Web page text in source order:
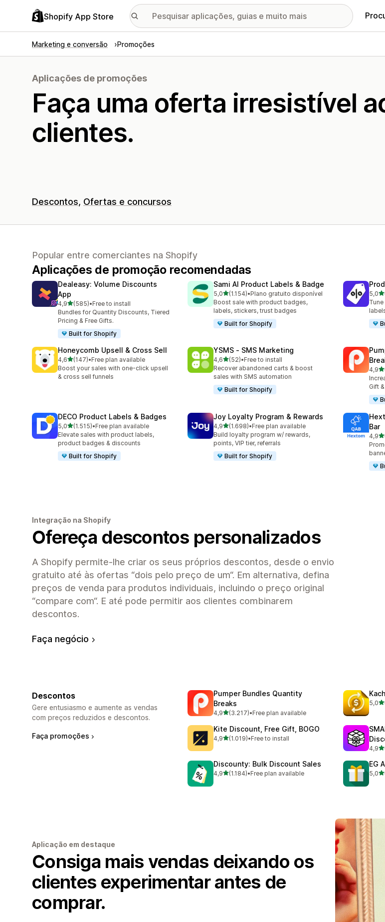
Shopify App Store
Marketing e conversão Promoções
Aplicações de promoções
Faça uma oferta irresistível
clientes.
Descontos Ofertas e concursos
Popular entre comerciantes na Shopify
Aplicações de promoção recomendadas
Dealeasy: Volume Discounts
App
4,9de 5 estrelas
(585)
585 total de avaliações
•Free to install
Bundles for Quantity Discounts, Tiered
Pricing & Free Gifts.
Built for Shopify
Sami AI Product Labels & Badge
5,0de 5 estrelas
(1.154)
1154 total de avaliações
•Plano gratuito disponível
Boost sale with product badges,
labels, stickers, trust badges
Built for Shopify
5,0
619
Honeycomb Upsell & Cross Sell
4,6de 5 estrelas
(147)
147 total de avaliações
•Free plan available
Boost your sales with one-click upsell
& cross sell funnels
YSMS ‑ SMS Marketing
4,6de 5 estrelas
(52)
52 total de avaliações
•Free to install
Recover abandoned carts & boost
sales with SMS automation
Built for Shopify
4,9
3217
Gift
DECO Product Labels & Badges
5,0de 5 estrelas
(1.515)
1515 total de avaliações
•Free plan available
Elevate sales with product labels,
product badges & discounts
Built for Shopify
Joy Loyalty Program & Rewards
4,9de 5 estrelas
(1.698)
1698 total de avaliações
•Free plan available
Build loyalty program w/ rewards,
points, VIP tier, referrals
Built for Shopify
Bar
4,9
Integração na Shopify
Ofereça descontos personalizados
A Shopify permite-lhe criar os seus próprios descontos, desde o envio
gratuito até às ofertas “dois pelo preço de um“. Em alternativa, defina
preços de venda para produtos individuais, incluindo o preço original
“compare com“. E até pode permitir aos clientes combinarem
descontos.
Faça negócio
Descontos
Gere entusiasmo e aumente as vendas
com preços reduzidos e descontos.
Faça promoções
Pumper Bundles Quantity
Breaks
4,9de 5 estrelas
(3.217)
3217 total de avaliações
•Free plan available
5,0
822
Kite Discount, Free Gift, BOGO
4,9de 5 estrelas
(1.019)
1019 total de avaliações
•Free to install
4,9
266
Discounty: Bulk Discount Sales
4,9de 5 estrelas
(1.184)
1184 total de avaliações
•Free plan available
EG
5,0
999
Aplicação em destaque
Consiga mais vendas deixando os
clientes experimentar antes de
comprar.